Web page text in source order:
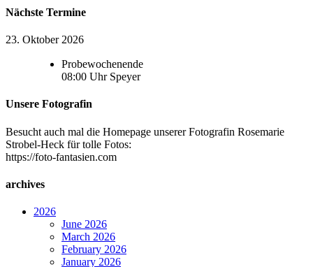
Nächste Termine
23. Oktober 2026
Probewochenende
08:00 Uhr Speyer
Unsere Fotografin
Besucht auch mal die Homepage unserer Fotografin Rosemarie
Strobel-Heck für tolle Fotos:
https://foto-fantasien.com
archives
2026
June 2026
March 2026
February 2026
January 2026